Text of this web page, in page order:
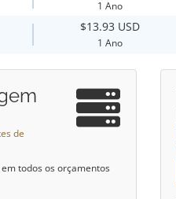
1 Ano
$13.93 USD
1 Ano
de
todos os orçamentos